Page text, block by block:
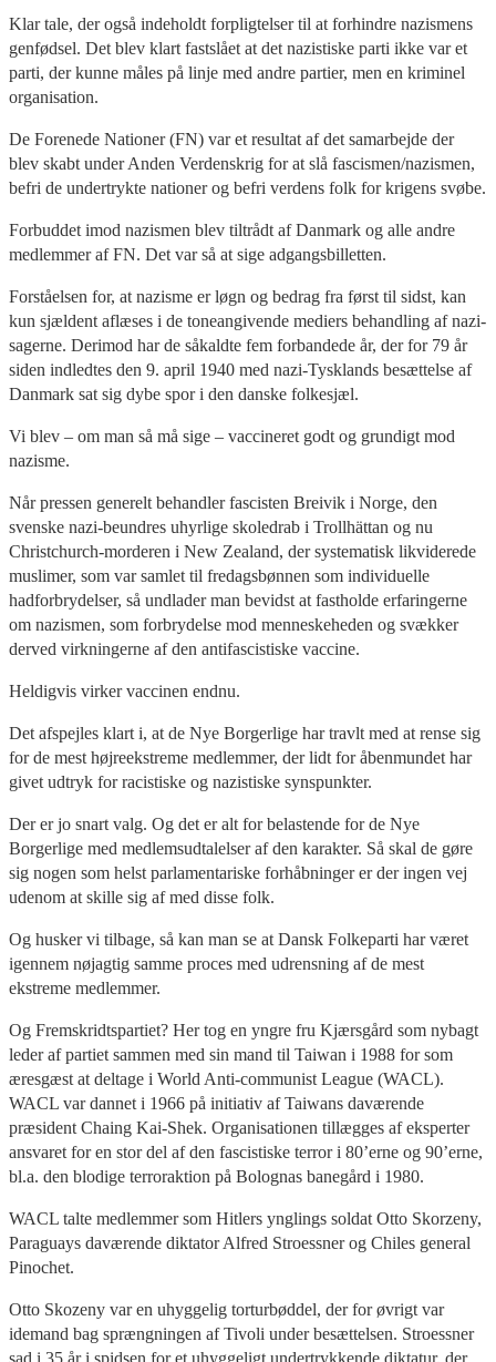
Klar tale, der også indeholdt forpligtelser til at forhindre nazismens
genfødsel. Det blev klart fastslået at det nazistiske parti ikke var et
parti, der kunne måles på linje med andre partier, men en kriminel
organisation.
De Forenede Nationer (FN) var et resultat af det samarbejde der
blev skabt under Anden Verdenskrig for at slå fascismen/nazismen,
befri de undertrykte nationer og befri verdens folk for krigens svøbe.
Forbuddet imod nazismen blev tiltrådt af Danmark og alle andre
medlemmer af FN. Det var så at sige adgangsbilletten.
Forståelsen for, at nazisme er løgn og bedrag fra først til sidst, kan
kun sjældent aflæses i de toneangivende mediers behandling af nazi-
sagerne. Derimod har de såkaldte fem forbandede år, der for 79 år
siden indledtes den 9. april 1940 med nazi-Tysklands besættelse af
Danmark sat sig dybe spor i den danske folkesjæl.
Vi blev – om man så må sige – vaccineret godt og grundigt mod
nazisme.
Når pressen generelt behandler fascisten Breivik i Norge, den
svenske nazi-beundres uhyrlige skoledrab i Trollhättan og nu
Christchurch-morderen i New Zealand, der systematisk likviderede
muslimer, som var samlet til fredagsbønnen som individuelle
hadforbrydelser, så undlader man bevidst at fastholde erfaringerne
om nazismen, som forbrydelse mod menneskeheden og svækker
derved virkningerne af den antifascistiske vaccine.
Heldigvis virker vaccinen endnu.
Det afspejles klart i, at de Nye Borgerlige har travlt med at rense sig
for de mest højreekstreme medlemmer, der lidt for åbenmundet har
givet udtryk for racistiske og nazistiske synspunkter.
Der er jo snart valg. Og det er alt for belastende for de Nye
Borgerlige med medlemsudtalelser af den karakter. Så skal de gøre
sig nogen som helst parlamentariske forhåbninger er der ingen vej
udenom at skille sig af med disse folk.
Og husker vi tilbage, så kan man se at Dansk Folkeparti har været
igennem nøjagtig samme proces med udrensning af de mest
ekstreme medlemmer.
Og Fremskridtspartiet? Her tog en yngre fru Kjærsgård som nybagt
leder af partiet sammen med sin mand til Taiwan i 1988 for som
æresgæst at deltage i World Anti-communist League (WACL).
WACL var dannet i 1966 på initiativ af Taiwans daværende
præsident Chaing Kai-Shek. Organisationen tillægges af eksperter
ansvaret for en stor del af den fascistiske terror i 80’erne og 90’erne,
bl.a. den blodige terroraktion på Bolognas banegård i 1980.
WACL talte medlemmer som Hitlers ynglings soldat Otto Skorzeny,
Paraguays daværende diktator Alfred Stroessner og Chiles general
Pinochet.
Otto Skozeny var en uhyggelig torturbøddel, der for øvrigt var
idemand bag sprængningen af Tivoli under besættelsen. Stroessner
sad i 35 år i spidsen for et uhyggeligt undertrykkende diktatur, der